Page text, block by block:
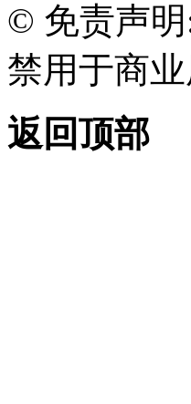
© 免责声
禁用于商
返回顶部